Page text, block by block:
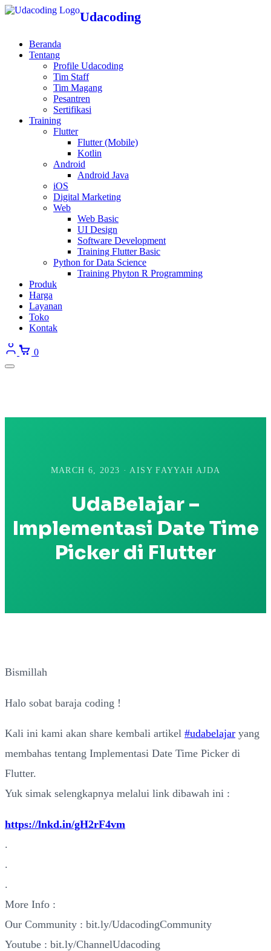
Udacoding
Beranda
Tentang
Profile Udacoding
Tim Staff
Tim Magang
Pesantren
Sertifikasi
Training
Flutter
Flutter (Mobile)
Kotlin
Android
Android Java
iOS
Digital Marketing
Web
Web Basic
UI Design
Software Development
Training Flutter Basic
Python for Data Science
Training Phyton R Programming
Produk
Harga
Layanan
Toko
Kontak
0
MARCH 6, 2023 · AISY FAYYAH AJDA
UdaBelajar –
Implementasi Date Time
Picker di Flutter
Bismillah
Halo sobat baraja coding !
Kali ini kami akan share kembali artikel #udabelajar yang
membahas tentang Implementasi Date Time Picker di
Flutter.
Yuk simak selengkapnya melalui link dibawah ini :
https://lnkd.in/gH2rF4vm
.
.
.
More Info :
Our Community : bit.ly/UdacodingCommunity
Youtube : bit.ly/ChannelUdacoding